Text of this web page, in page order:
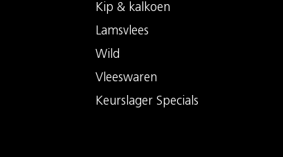
Kip & kalkoen
Lamsvlees
Wild
Vleeswaren
Keurslager Specials